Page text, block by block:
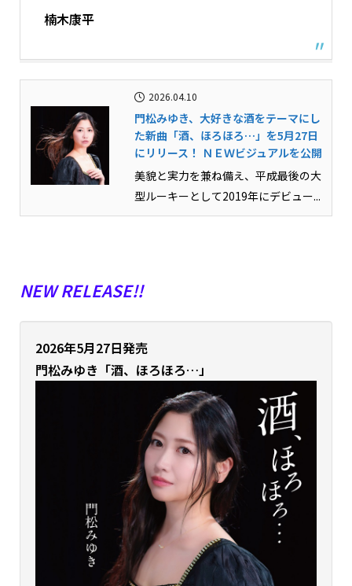
楠木康平
2026.04.10
門松みゆき、大好きな酒をテーマにし
た新曲「酒、ほろほろ…」を5月27日
にリリース！ ＮＥＷビジュアルを公開
美貌と実力を兼ね備え、平成最後の大
型ルーキーとして2019年にデビュー...
NEW RELEASE!!
2026年5月27日発売
門松みゆき「酒、ほろほろ…」